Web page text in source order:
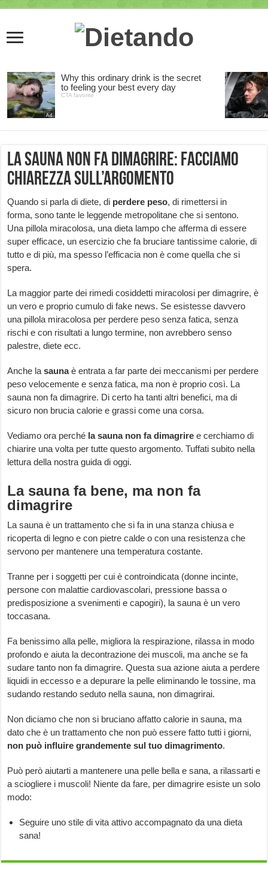
La sauna non fa dimagrire: facciamo
chiarezza sull’argomento
Quando si parla di diete, di perdere peso, di rimettersi in
forma, sono tante le leggende metropolitane che si sentono.
Una pillola miracolosa, una dieta lampo che afferma di essere
super efficace, un esercizio che fa bruciare tantissime calorie, di
tutto e di più, ma spesso l’efficacia non è come quella che si
spera.
La maggior parte dei rimedi cosiddetti miracolosi per dimagrire, è
un vero e proprio cumulo di fake news. Se esistesse davvero
una pillola miracolosa per perdere peso senza fatica, senza
rischi e con risultati a lungo termine, non avrebbero senso
palestre, diete ecc.
Anche lasaunaè entrata a far parte dei meccanismi per perdere
peso velocemente e senza fatica, ma non è proprio così. La
sauna non fa dimagrire. Di certo ha tanti altri benefici, ma di
sicuro non brucia calorie e grassi come una corsa.
Vediamo ora perché la sauna non fa dimagrire e cerchiamo di
chiarire una volta per tutte questo argomento. Tuffati subito nella
lettura della nostra guida di oggi.
La sauna fa bene, ma non fa
dimagrire
La sauna è un trattamento che si fa in una stanza chiusa e
ricoperta di legno e con pietre calde o con una resistenza che
servono per mantenere una temperatura costante.
Tranne per i soggetti per cui è controindicata (donne incinte,
persone con malattie cardiovascolari, pressione bassa o
predisposizione a svenimenti e capogiri), la sauna è un vero
toccasana.
Fa benissimo alla pelle, migliora la respirazione, rilassa in modo
profondo e aiuta la decontrazione dei muscoli, ma anche se fa
sudare tanto non fa dimagrire. Questa sua azione aiuta a perdere
liquidi in eccesso e a depurare la pelle eliminando le tossine, ma
sudando restando seduto nella sauna, non dimagrirai.
Non diciamo che non si bruciano affatto calorie in sauna, ma
dato che è un trattamento che non può essere fatto tutti i giorni,
non può influire grandemente sul tuo dimagrimento.
Può però aiutarti a mantenere una pelle bella e sana, a rilassarti e
a sciogliere i muscoli! Niente da fare, per dimagrire esiste un solo
modo:
Seguire uno stile di vita attivo accompagnato da una dieta
sana!